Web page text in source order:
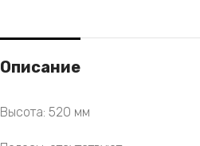
Описание
Высота: 520 мм